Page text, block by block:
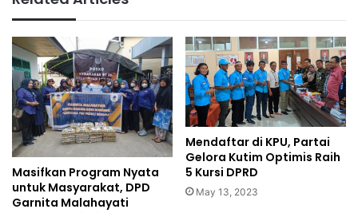
Masifkan Program Nyata
untuk Masyarakat, DPD
Garnita Malahayati
Mendaftar di KPU, Partai
Gelora Kutim Optimis Raih
5 Kursi DPRD
May 13, 2023